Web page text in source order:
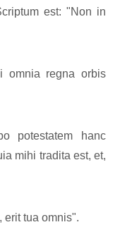
est: "Non in
omnia regna orbis
potestatem hanc
mihi tradita est, et,
erit tua omnis".